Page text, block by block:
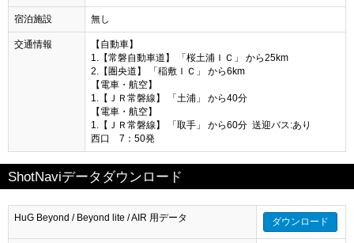
宿泊施設 無し
交通情報
【自動車】
1.【常磐自動車道】 「桜土浦ＩＣ」 から25km
2.【圏央道】 「稲敷ＩＣ」 から6km
【電車・航空】
1.【ＪＲ常磐線】 「土浦」 から40分
【電車・航空】
1.【ＪＲ常磐線】 「取手」 から60分 送迎バス:あり
西口 7：50発
ShotNaviデータダウンロード
HuG Beyond / Beyond lite / AIR 用データ ダウンロード